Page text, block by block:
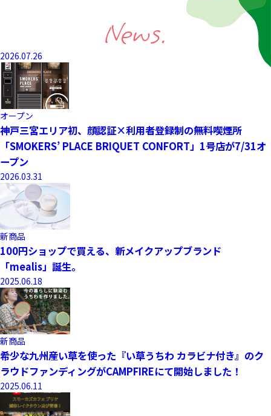
News.
2026.07.26
オープン
神戸三宮エリア初、顔認証×利用者登録制の無料喫煙所
「SMOKERS’ PLACE BRIQUET CONFORT」1号店が7/31オ
ープン
2026.03.31
新商品
100円ショップで買える、新メイクアップブランド
「mealis」誕生。
2025.06.18
新商品
希少な九州産い草を使った『い草うちわ カラビナ付き』のク
ラウドファンディングがCAMPFIREにて開始しました！
2025.06.11